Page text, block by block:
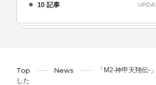
10 記事
Top News
「M2-神甲天翔伝-
した